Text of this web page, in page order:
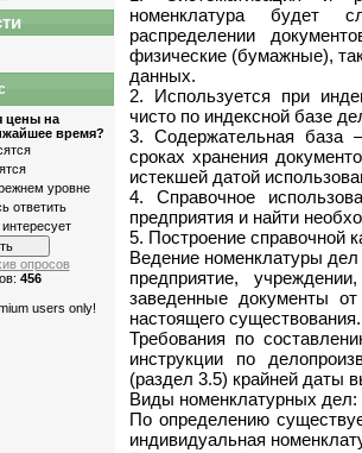
цены на
время?
уровне
ответить
опросов
456
users only!
номенклатура будет
распределении
физические (бумажные),
данных.
2. Используется при
чисто по индексной базе
3. Содержательная база
сроках хранения
истекшей датой
4. Справочное
предприятия и найти
5. Построение справочной
Ведение номенклатуры
предприятие,
заведенные документы
настоящего существования.
Требования по
инструкции по
(раздел 3.5) крайней даты
Виды номенклатурных дел:
По определению
индивидуальная
Квартиры -однокомнатные,